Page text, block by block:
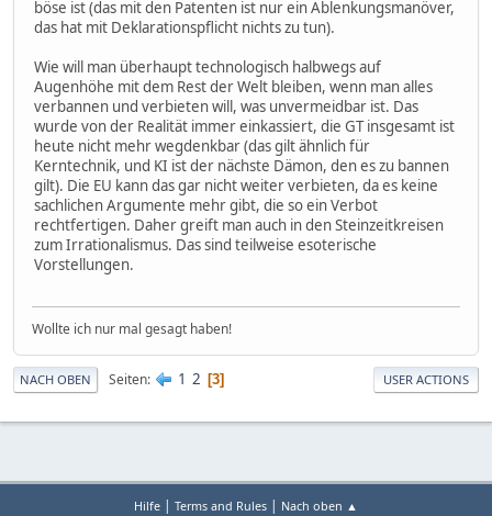
böse ist (das mit den Patenten ist nur ein Ablenkungsmanöver,
das hat mit Deklarationspflicht nichts zu tun).
Wie will man überhaupt technologisch halbwegs auf
Augenhöhe mit dem Rest der Welt bleiben, wenn man alles
verbannen und verbieten will, was unvermeidbar ist. Das
wurde von der Realität immer einkassiert, die GT insgesamt ist
heute nicht mehr wegdenkbar (das gilt ähnlich für
Kerntechnik, und KI ist der nächste Dämon, den es zu bannen
gilt). Die EU kann das gar nicht weiter verbieten, da es keine
sachlichen Argumente mehr gibt, die so ein Verbot
rechtfertigen. Daher greift man auch in den Steinzeitkreisen
zum Irrationalismus. Das sind teilweise esoterische
Vorstellungen.
Wollte ich nur mal gesagt haben!
NACH OBEN Seiten 1 2 3 USER ACTIONS
Hilfe | Terms and Rules | Nach oben ▲